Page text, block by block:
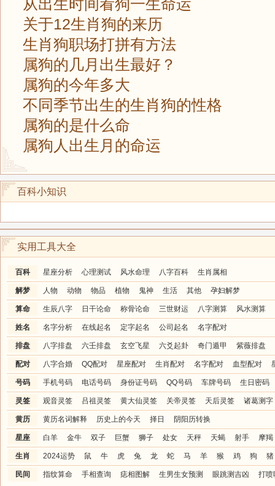
从出生时间看狗一生命运
关于12生肖狗的来历
生肖狗职场打拼有方法
属狗的几月出生最好？
属狗的今年多大
不同季节出生的生肖狗的性格
属狗的是什么命
属狗人出生月的命运
百科小知识
实用工具大全
百科 星座分析 心理测试 风水命理 八字百科 生肖属相
解梦 人物 动物 物品 植物 鬼神 生活 其他 孕妇解梦
算命 生辰八字 日干论命 称骨论命 三世财运 八字测算 风水测算
姓名 名字分析 在线起名 定字起名 公司起名 名字配对
排盘 八字排盘 六壬排盘 玄空飞星 六爻起卦 奇门遁甲 紫薇排盘
配对 八字合婚 QQ配对 星座配对 生肖配对 名字配对 血型配对
号码 手机号码 电话号码 身份证号码 QQ号码 车牌号码 生日密码
灵签 观音灵签 吕祖灵签 黄大仙灵签 关帝灵签 天后灵签 诸葛测字
黄历 黄历名词解释 历史上的今天 择日 阴阳历转换
星座 白羊 金牛 双子 巨蟹 狮子 处女 天秤 天蝎 射手 摩羯
生肖 2024运势 鼠 牛 虎 兔 龙 蛇 马 羊 猴 鸡 狗 猪
民间 指纹算命 手相查询 痣相图解 生男生女预测 眼跳测吉凶 打喷